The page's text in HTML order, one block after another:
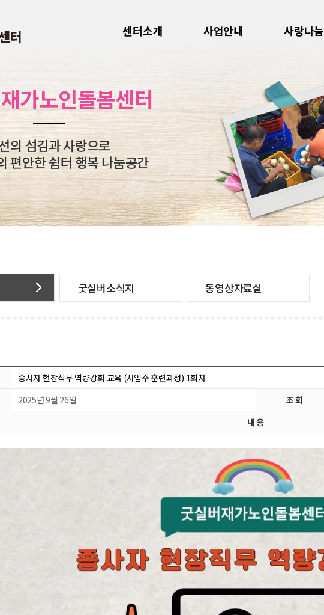
센터소개 사업안내 사랑나눔
가노인돌봄센터
의 섬김과 사랑으로
편안한 쉼터 행복 나눔공간
굿실버소식지 동영상자료실
종사자 현장직무 역량강화 교육 (사업주 훈련과정) 1회차
2025년 9월 26일 조 회
내 용